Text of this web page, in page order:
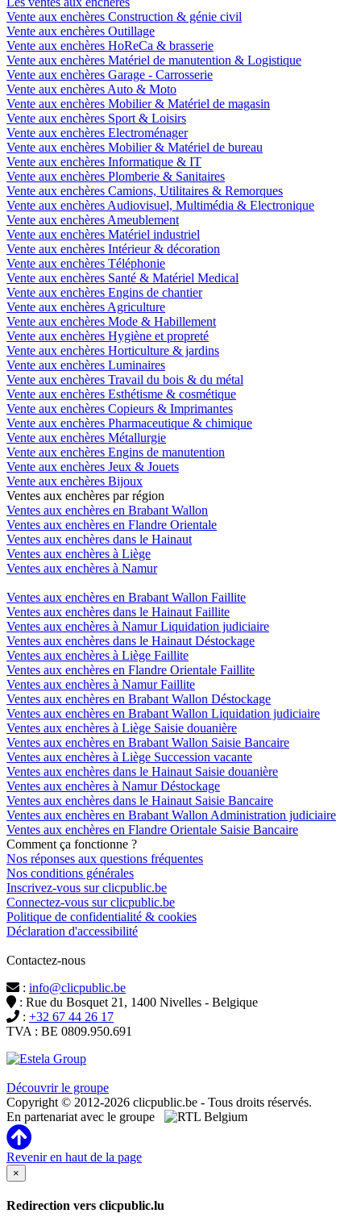
Vente aux enchères Construction & génie civil
Vente aux enchères Outillage
Vente aux enchères HoReCa & brasserie
Vente aux enchères Matériel de manutention & Logistique
Vente aux enchères Garage - Carrosserie
Vente aux enchères Auto & Moto
Vente aux enchères Mobilier & Matériel de magasin
Vente aux enchères Sport & Loisirs
Vente aux enchères Electroménager
Vente aux enchères Mobilier & Matériel de bureau
Vente aux enchères Informatique & IT
Vente aux enchères Plomberie & Sanitaires
Vente aux enchères Camions, Utilitaires & Remorques
Vente aux enchères Audiovisuel, Multimédia & Electronique
Vente aux enchères Ameublement
Vente aux enchères Matériel industriel
Vente aux enchères Intérieur & décoration
Vente aux enchères Téléphonie
Vente aux enchères Santé & Matériel Medical
Vente aux enchères Engins de chantier
Vente aux enchères Agriculture
Vente aux enchères Mode & Habillement
Vente aux enchères Hygiène et propreté
Vente aux enchères Horticulture & jardins
Vente aux enchères Luminaires
Vente aux enchères Travail du bois & du métal
Vente aux enchères Esthétisme & cosmétique
Vente aux enchères Copieurs & Imprimantes
Vente aux enchères Pharmaceutique & chimique
Vente aux enchères Métallurgie
Vente aux enchères Engins de manutention
Vente aux enchères Jeux & Jouets
Vente aux enchères Bijoux
Ventes aux enchères par région
Ventes aux enchères en Brabant Wallon
Ventes aux enchères en Flandre Orientale
Ventes aux enchères dans le Hainaut
Ventes aux enchères à Liège
Ventes aux enchères à Namur
Ventes aux enchères en Brabant Wallon Faillite
Ventes aux enchères dans le Hainaut Faillite
Ventes aux enchères à Namur Liquidation judiciaire
Ventes aux enchères dans le Hainaut Déstockage
Ventes aux enchères à Liège Faillite
Ventes aux enchères en Flandre Orientale Faillite
Ventes aux enchères à Namur Faillite
Ventes aux enchères en Brabant Wallon Déstockage
Ventes aux enchères en Brabant Wallon Liquidation judiciaire
Ventes aux enchères à Liège Saisie douanière
Ventes aux enchères en Brabant Wallon Saisie Bancaire
Ventes aux enchères à Liège Succession vacante
Ventes aux enchères dans le Hainaut Saisie douanière
Ventes aux enchères à Namur Déstockage
Ventes aux enchères dans le Hainaut Saisie Bancaire
Ventes aux enchères en Brabant Wallon Administration judiciaire
Ventes aux enchères en Flandre Orientale Saisie Bancaire
Comment ça fonctionne ?
Nos réponses aux questions fréquentes
Nos conditions générales
Inscrivez-vous sur clicpublic.be
Connectez-vous sur clicpublic.be
Politique de confidentialité & cookies
Déclaration d'accessibilité
Contactez-nous
: info@clicpublic.be
: Rue du Bosquet 21, 1400 Nivelles - Belgique
: +32 67 44 26 17
TVA : BE 0809.950.691
Découvrir le groupe
Copyright © 2012-2026 clicpublic.be - Tous droits réservés.
En partenariat avec le groupe
Revenir en haut de la page
×
Redirection vers clicpublic.lu